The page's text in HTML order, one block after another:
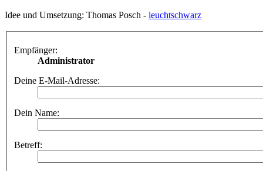
Idee und Umsetzung: Thomas Posch - leuchtschwarz
Empfänger:
Administrator
Deine E-Mail-Adresse:
Dein Name:
Betreff: